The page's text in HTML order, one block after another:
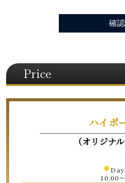
Price
ハイポ
（オリジナ
10:00